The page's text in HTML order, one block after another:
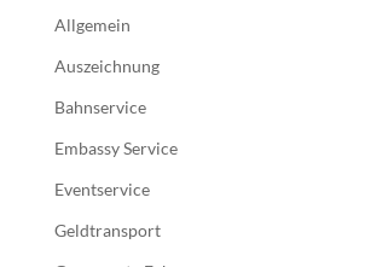
Allgemein
Auszeichnung
Bahnservice
Embassy Service
Eventservice
Geldtransport